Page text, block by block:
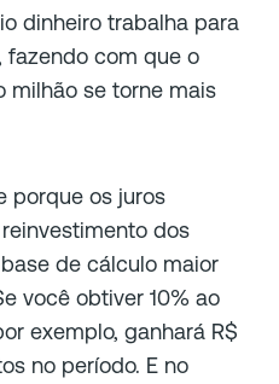
dinheiro trabalha para
fazendo com que o
milhão se torne mais
porque os juros
dos
de cálculo maior
você obtiver 10% ao
exemplo, ganhará R$
no período. E no